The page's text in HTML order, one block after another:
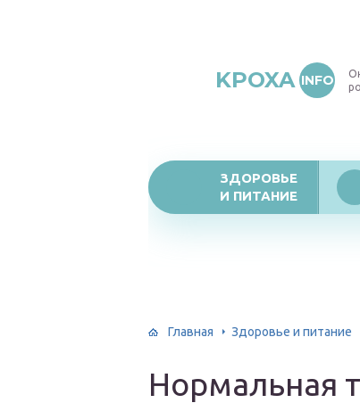
KPOXA INFO
ЗДОРОВЬЕ
И ПИТАНИЕ
Главная Здоровье и питание
Нормальная